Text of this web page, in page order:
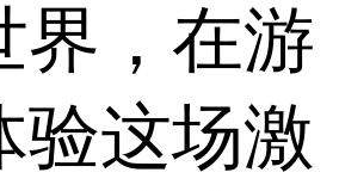
界，在游
验这场激